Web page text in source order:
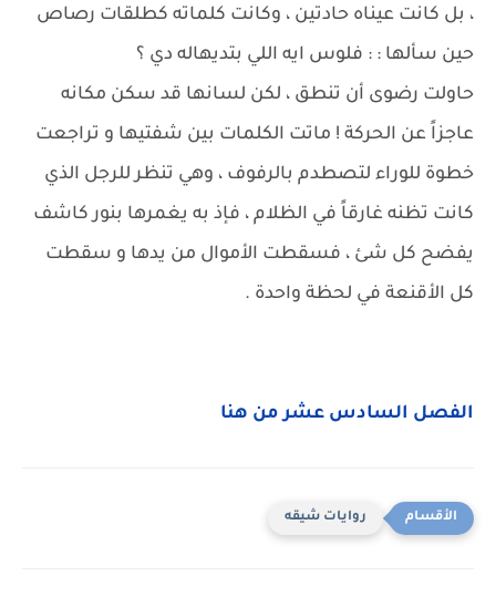
، بل كانت عيناه حادتين ، وكانت كلماته كطلقات رصاص
حين سألها : : فلوس ايه اللي بتديهاله دي ؟
​حاولت رضوى أن تنطق ، لكن لسانها قد سكن مكانه
عاجزاً عن الحركة ! ماتت الكلمات بين شفتيها و تراجعت
خطوة للوراء لتصطدم بالرفوف ، وهي تنظر للرجل الذي
كانت تظنه غارقاً في الظلام ، فإذ به يغمرها بنور كاشف
يفضح كل شئ ، فسقطت الأموال من يدها و سقطت
كل الأقنعة في لحظة واحدة .
الفصل السادس عشر من هنا
روايات شيقه